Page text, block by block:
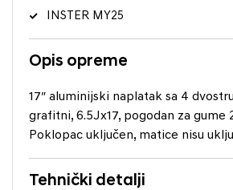
INSTER MY25
Opis opreme
17″ aluminijski naplatak sa 4
grafitni, 6.5Jx17, pogodan za gume
Poklopac uključen, matice nisu
Tehnički detalji